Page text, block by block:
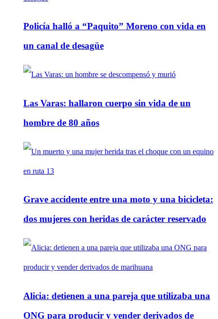
Policía halló a “Paquito” Moreno con vida en
un canal de desagüe
Las Varas: hallaron cuerpo sin vida de un
hombre de 80 años
Grave accidente entre una moto y una bicicleta:
dos mujeres con heridas de carácter reservado
Alicia: detienen a una pareja que utilizaba una
ONG para producir y vender derivados de